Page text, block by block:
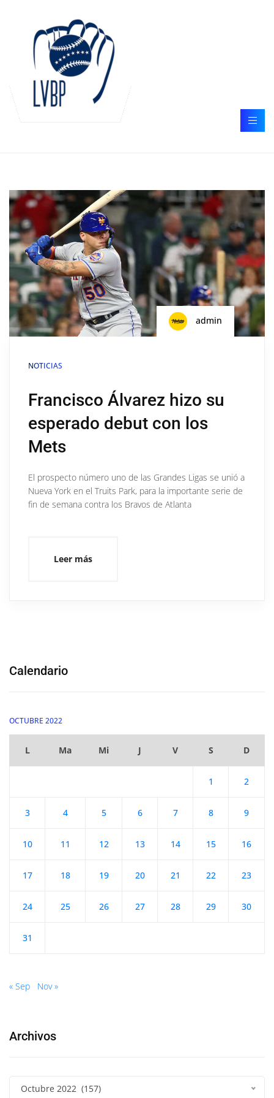
admin
NOTICIAS
Francisco Álvarez hizo su
esperado debut con los
Mets
El prospecto número uno de las Grandes Ligas se unió a
Nueva York en el Truits Park, para la importante serie de
fin de semana contra los Bravos de Atlanta
Leer más
Calendario
OCTUBRE 2022
L Ma Mi J V S D
1 2
3 4 5 6 7 8 9
10 11 12 13 14 15 16
17 18 19 20 21 22 23
24 25 26 27 28 29 30
31
« Sep Nov »
Archivos
Octubre 2022 (157)